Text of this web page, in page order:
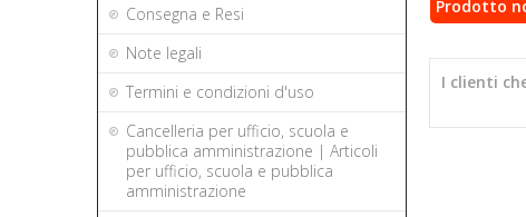
Consegna e Resi
Note legali
Termini e condizioni d'uso
Cancelleria per ufficio, scuola e
pubblica amministrazione | Articoli
per ufficio, scuola e pubblica
amministrazione
Prodotto
I clienti